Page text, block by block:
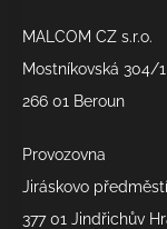
MALCOM CZ s.r.o.
Mostníkovská 304/1
266 01 Beroun
Provozovna
Jiráskovo
377 01 Jindřichův